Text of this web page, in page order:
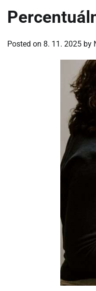
Posted on 8. 11. 2025 by